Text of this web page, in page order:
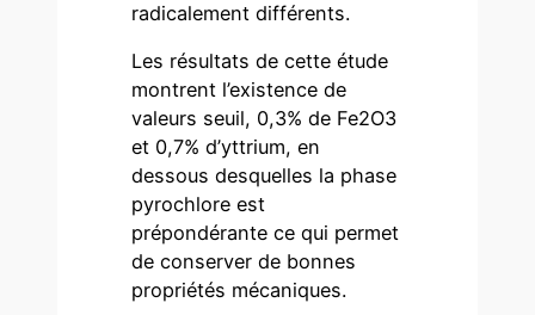
radicalement différents.
Les résultats de cette étude
montrent l’existence de
valeurs seuil, 0,3% de Fe2O3
et 0,7% d’yttrium, en
dessous desquelles la phase
pyrochlore est
prépondérante ce qui permet
de conserver de bonnes
propriétés mécaniques.